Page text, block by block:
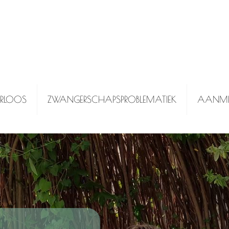
ZWANGERSCHAPSPROBLEMATIEK